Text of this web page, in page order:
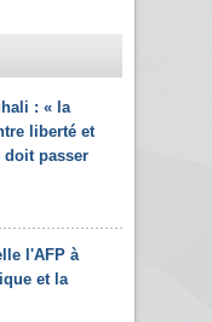
: « la
liberté et
passer
l'AFP à
et la